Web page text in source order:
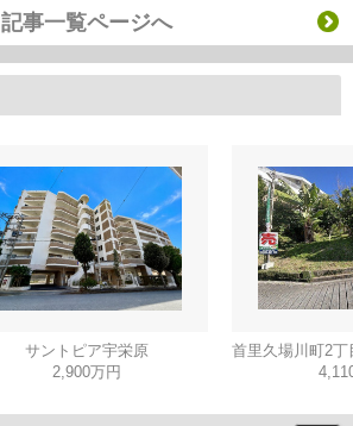
記事一覧ページへ
サントピア宇栄原
2,900万円